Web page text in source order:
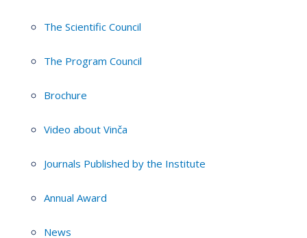
The Scientific Council
The Program Council
Brochure
Video about Vinča
Journals Published by the Institute
Annual Award
News